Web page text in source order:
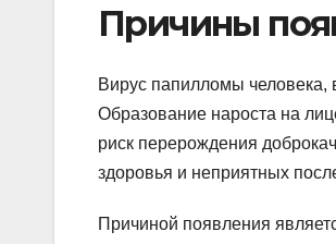
Причины
Вирус папилломы человека,
Образование нароста на
риск перерождения
здоровья и неприятных
Причиной появления